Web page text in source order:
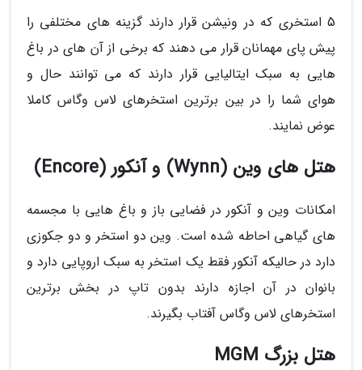
5 استخری که در ونیشن قرار دارند گزینه های مختلفی را
پیش پای مهمانان قرار می دهند که برخی از آن های در باغ
هایی به سبک ایتالیایی قرار دارند که می توانند حال و
هوای شما را در بین برترین استخرهای لاس وگاس کاملا
عوض نمایند.
هتل های وین (Wynn) و آنکور (Encore)
امکانات وین و آنکور در فضایی باز و باغ هایی با مجسمه
های گیاهی احاطه شده است. وین دو استخر و دو جکوزی
دارد در حالیکه آنکور فقط یک استخر به سبک اروپایی دارد و
بانوان در آن اجازه دارند بدون تاپ در بخش برترین
استخرهای لاس وگاس آفتاب بگیرند.
هتل بزرگ MGM